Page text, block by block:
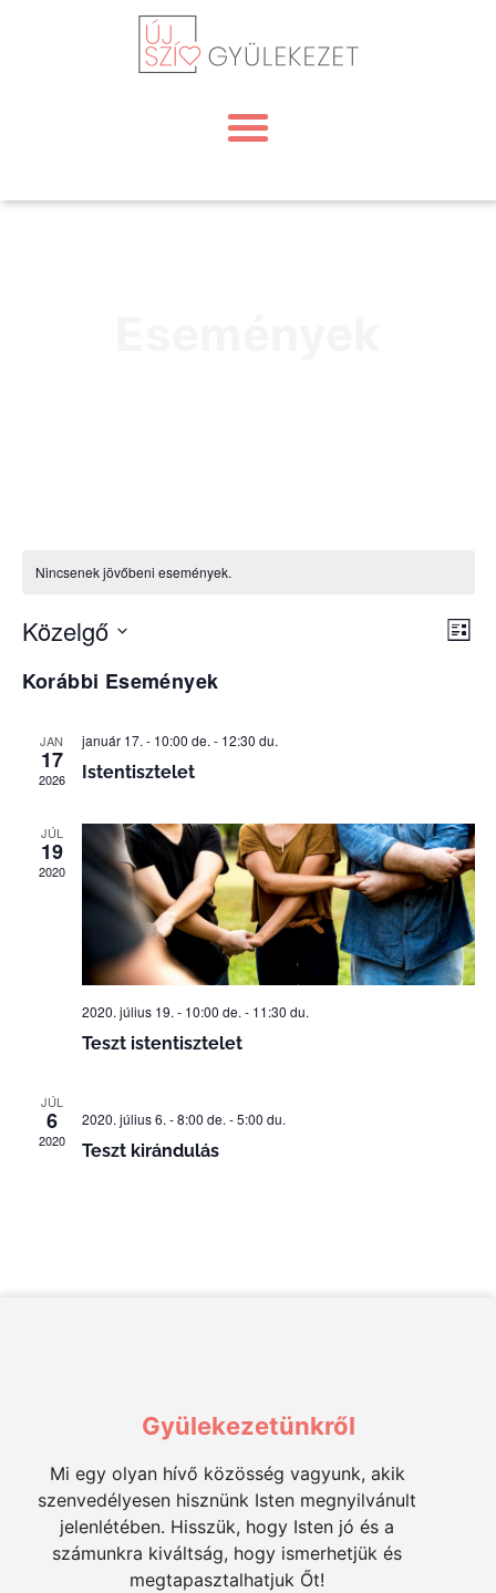
Nincsenek jövőbeni események.
Lista
Közelgő
kiválasztása.
Korábbi Események
JAN
17
2026
január 17. - 10:00 de. - 12:30 du.
Istentisztelet
JÚL
19
2020
2020. július 19. - 10:00 de. - 11:30 du.
Teszt istentisztelet
JÚL
6
2020
2020. július 6. - 8:00 de. -5:00 du.
Teszt kirándulás
Gyülekezetünkről
Mi egy olyan hívő közösség vagyunk, akik
szenvedélyesen hisznünk Isten megnyilvánult
jelenlétében. Hisszük, hogy Isten jó és a
számunkra kiváltság, hogy ismerhetjük és
megtapasztalhatjuk Őt!